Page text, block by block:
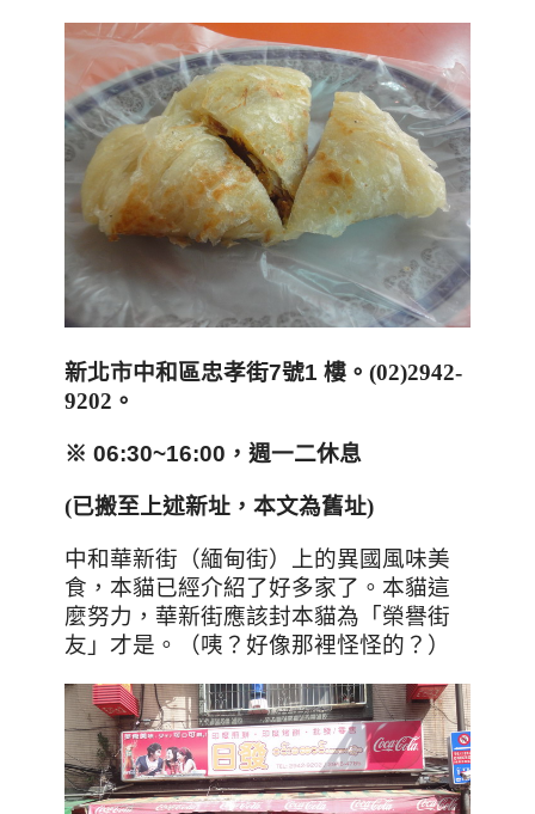
新北市中和區忠孝街7號1 樓 。 (02)2942-
9202 。
※ 06:30~16:00，週一二休息
(已搬至上述新址，本文為舊址)
中和華新街（緬甸街）上的異國風味美
食，本貓已經介紹了好多家了。本貓這
麼努力，華新街應該封本貓為「榮譽街
友」才是。（咦？好像那裡怪怪的？）